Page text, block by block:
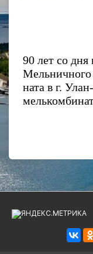
90 лет со дня
ната в г.